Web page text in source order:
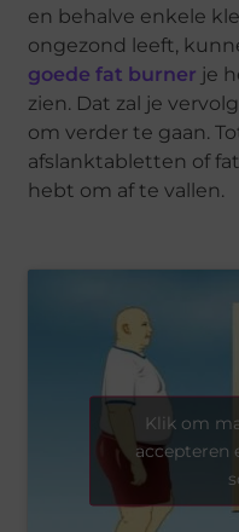
en behalve enkele
ongezond leeft,
goede fat burner je
zien. Dat zal je
om verder te gaan.
afslanktabletten of
hebt om af te vallen.
Klik om
accepteren